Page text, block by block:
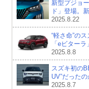
新型プジョ
ド」登場。
2025.8.22
“軽さ命”の
「eビター
2025.8.8
スズキ初の
UV”だった
2025.8.7